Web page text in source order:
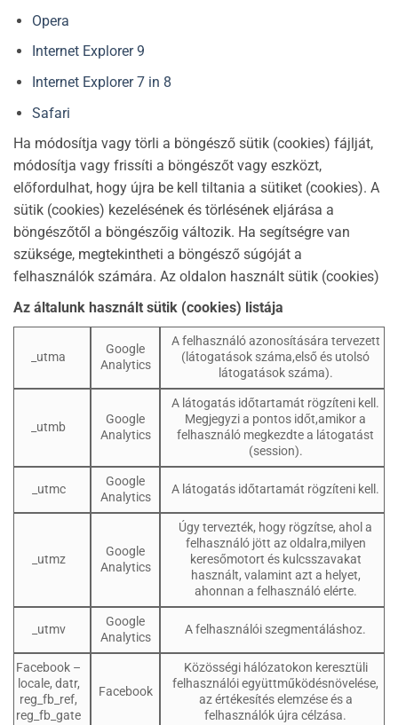
Opera
Internet Explorer 9
Internet Explorer 7 in 8
Safari
Ha módosítja vagy törli a böngésző sütik (cookies) fájlját,
módosítja vagy frissíti a böngészőt vagy eszközt,
előfordulhat, hogy újra be kell tiltania a sütiket (cookies). A
sütik (cookies) kezelésének és törlésének eljárása a
böngészőtől a böngészőig változik. Ha segítségre van
szüksége, megtekintheti a böngésző súgóját a
felhasználók számára. Az oldalon használt sütik (cookies)
Az általunk használt sütik (cookies) listája
_utma
Google
Analytics
A felhasználó azonosítására tervezett
(látogatások száma,első és utolsó
látogatások száma).
_utmb
Google
Analytics
A látogatás időtartamát rögzíteni kell.
Megjegyzi a pontos időt,amikor a
felhasználó megkezdte a látogatást
(session).
_utmc
Google
Analytics
A látogatás időtartamát rögzíteni kell.
_utmz
Google
Analytics
Úgy tervezték, hogy rögzítse, ahol a
felhasználó jött az oldalra,milyen
keresőmotort és kulcsszavakat
használt, valamint azt a helyet,
ahonnan a felhasználó elérte.
_utmv
Google
Analytics
A felhasználói szegmentáláshoz.
Facebook –
locale, datr,
reg_fb_ref,
reg_fb_gate
Facebook
Közösségi hálózatokon keresztüli
felhasználói együttműködésnövelése,
az értékesítés elemzése és a
felhasználók újra célzása.